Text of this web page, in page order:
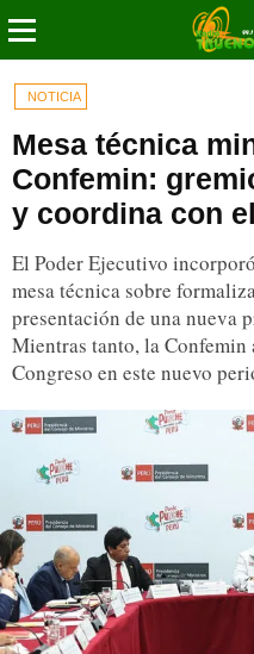
NOTICIA
Mesa técnica
Confemin:
y coordina con
El Poder Ejecutivo
mesa técnica sobre
presentación de una nueva
Mientras tanto, la
Congreso en este nuevo